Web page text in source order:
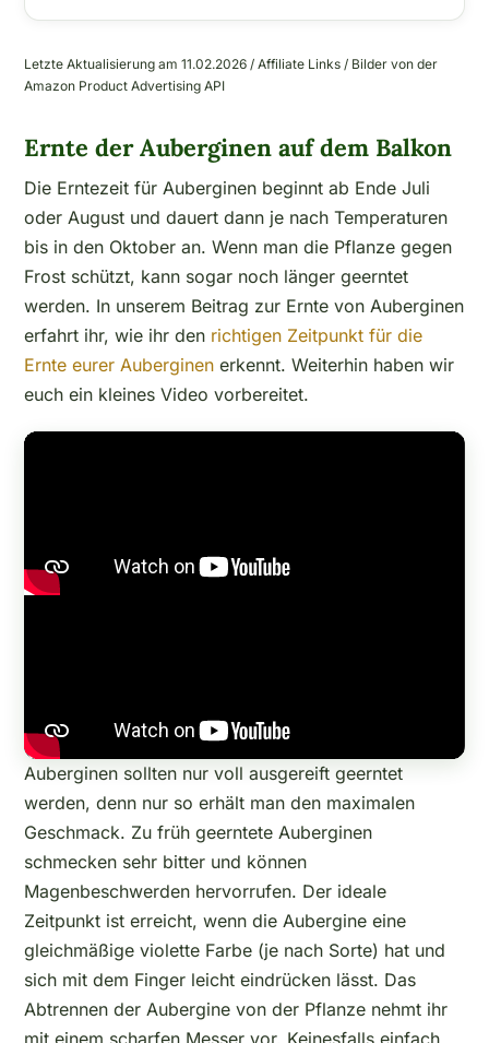
Letzte Aktualisierung am 11.02.2026 / Affiliate Links / Bilder von der
Amazon Product Advertising API
Ernte der Auberginen auf dem Balkon
Die Erntezeit für Auberginen beginnt ab Ende Juli
oder August und dauert dann je nach Temperaturen
bis in den Oktober an. Wenn man die Pflanze gegen
Frost schützt, kann sogar noch länger geerntet
werden. In unserem Beitrag zur Ernte von Auberginen
erfahrt ihr, wie ihr den richtigen Zeitpunkt für die
Ernte eurer Auberginen erkennt. Weiterhin haben wir
euch ein kleines Video vorbereitet.
Auberginen sollten nur voll ausgereift geerntet
werden, denn nur so erhält man den maximalen
Geschmack. Zu früh geerntete Auberginen
schmecken sehr bitter und können
Magenbeschwerden hervorrufen. Der ideale
Zeitpunkt ist erreicht, wenn die Aubergine eine
gleichmäßige violette Farbe (je nach Sorte) hat und
sich mit dem Finger leicht eindrücken lässt. Das
Abtrennen der Aubergine von der Pflanze nehmt ihr